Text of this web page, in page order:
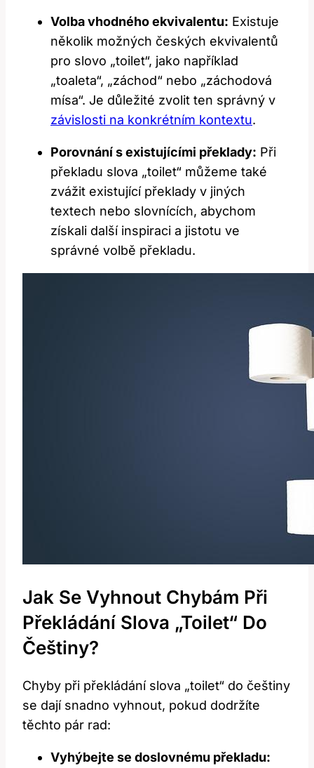
Volba vhodného ekvivalentu: Existuje
několik možných českých ekvivalentů
pro slovo „toilet“, jako například
„toaleta“, „záchod“ nebo „záchodová
mísa“. Je důležité zvolit ten správný v
závislosti na konkrétním kontextu.
Porovnání s existujícími překlady: Při
překladu slova „toilet“ můžeme také
zvážit existující překlady v jiných
textech nebo slovnících, abychom
získali další inspiraci a jistotu ve
správné volbě překladu.
Jak Se Vyhnout Chybám Při
Překládání Slova „toilet“ Do
Češtiny?
Chyby při překládání slova „toilet“ do češtiny
se dají snadno vyhnout, pokud dodržíte
těchto pár rad:
Vyhýbejte se doslovnému překladu: